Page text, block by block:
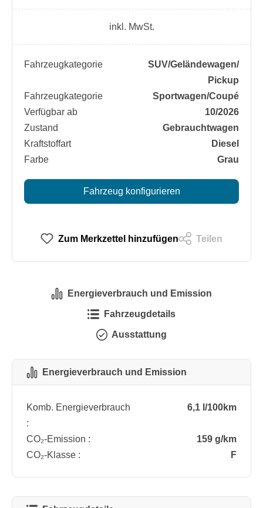
inkl. MwSt.
Fahrzeugkategorie
SUV/​Geländewagen/​
Pickup
Fahrzeugkategorie
Sportwagen/​Coupé
Verfügbar ab
10/2026
Zustand
Gebrauchtwagen
Kraftstoffart
Diesel
Farbe
Grau
Fahrzeug konfigurieren
Zum Merkzettel hinzufügen Teilen
Energieverbrauch und Emission
Fahrzeugdetails
Ausstattung
Energieverbrauch und Emission
Komb. Energieverbrauch
:
6,1 l/100km
CO₂-Emission :
159 g/km
CO₂-Klasse :
F